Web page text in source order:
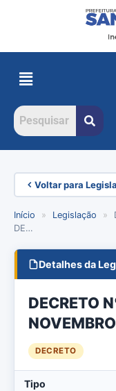
Voltar para
Início » Legislação »
DE…
Detalhes da
DECRETO
DECRETO
Tipo